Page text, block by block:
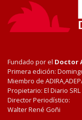
Fundado por el Doctor
Primera edición:
Miembro de
Propietario: El Diario SRL
Director Periodístico:
Walter René Goñi